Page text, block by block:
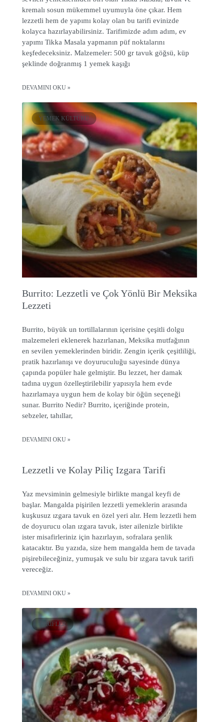
kremalı sosun mükemmel uyumuyla öne çıkar. Hem
lezzetli hem de yapımı kolay olan bu tarifi evinizde
kolayca hazırlayabilirsiniz. Tarifimizde adım adım, ev
yapımı Tikka Masala yapmanın püf noktalarını
keşfedeceksiniz. Malzemeler: 500 gr tavuk göğsü, küp
şeklinde doğranmış 1 yemek kaşığı
DEVAMINI OKU »
YEMEK KÜLTÜRÜ
Burrito: Lezzetli ve Çok Yönlü Bir Meksika
Lezzeti
Burrito, büyük un tortillalarının içerisine çeşitli dolgu
malzemeleri eklenerek hazırlanan, Meksika mutfağının
en sevilen yemeklerinden biridir. Zengin içerik çeşitliliği,
pratik hazırlanışı ve doyuruculuğu sayesinde dünya
çapında popüler hale gelmiştir. Bu lezzet, her damak
tadına uygun özelleştirilebilir yapısıyla hem evde
hazırlamaya uygun hem de kolay bir öğün seçeneği
sunar. Burrito Nedir? Burrito, içeriğinde protein,
sebzeler, tahıllar,
DEVAMINI OKU »
Lezzetli ve Kolay Piliç Izgara Tarifi
Yaz mevsiminin gelmesiyle birlikte mangal keyfi de
başlar. Mangalda pişirilen lezzetli yemeklerin arasında
kuşkusuz ızgara tavuk en özel yeri alır. Hem lezzetli hem
de doyurucu olan ızgara tavuk, ister ailenizle birlikte
ister misafirleriniz için hazırlayın, sofralara şenlik
katacaktır. Bu yazıda, size hem mangalda hem de tavada
pişirebileceğiniz, yumuşak ve sulu bir ızgara tavuk tarifi
vereceğiz.
DEVAMINI OKU »
TARIFLER